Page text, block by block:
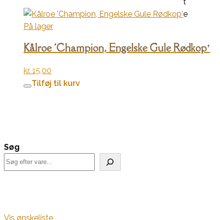
e
På lager
Kålroe ‘Champion, Engelske Gule Rødkop’
kr. 15,00
Tilføj til kurv
Søg
Vis ønskeliste